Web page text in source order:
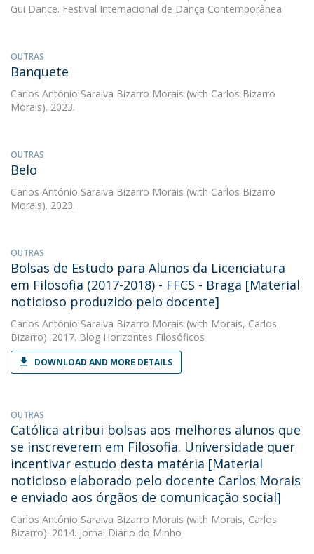
Gui Dance. Festival Internacional de Dança Contemporânea
OUTRAS
Banquete
Carlos António Saraiva Bizarro Morais (with Carlos Bizarro
Morais). 2023.
OUTRAS
Belo
Carlos António Saraiva Bizarro Morais (with Carlos Bizarro
Morais). 2023.
OUTRAS
Bolsas de Estudo para Alunos da Licenciatura
em Filosofia (2017-2018) - FFCS - Braga [Material
noticioso produzido pelo docente]
Carlos António Saraiva Bizarro Morais (with Morais, Carlos
Bizarro). 2017. Blog Horizontes Filosóficos
DOWNLOAD AND MORE DETAILS
OUTRAS
Católica atribui bolsas aos melhores alunos que
se inscreverem em Filosofia. Universidade quer
incentivar estudo desta matéria [Material
noticioso elaborado pelo docente Carlos Morais
e enviado aos órgãos de comunicação social]
Carlos António Saraiva Bizarro Morais (with Morais, Carlos
Bizarro). 2014. Jornal Diário do Minho